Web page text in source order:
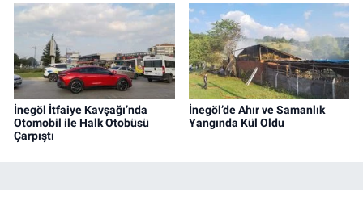
İnegöl İtfaiye Kavşağı’nda
Otomobil ile Halk Otobüsü
Çarpıştı
İnegöl’de Ahır ve Samanlık
Yangında Kül Oldu